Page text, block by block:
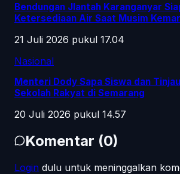
Bendungan Jlantah Karanganyar
Ketersediaan Air Saat Musim
21 Juli 2026 pukul 17.04
Nasional
Menteri Dody Sapa Siswa dan
Sekolah Rakyat di Semarang
20 Juli 2026 pukul 14.57
Komentar (0)
Login dulu untuk meninggalkan